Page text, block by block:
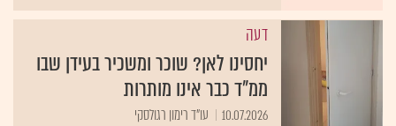
דעה
יחסינו לאן? שוכר ומשכיר בעידן שבו
ממ"ד כבר אינו מותרות
10.07.2026 עו"ד רימון רגולסקי